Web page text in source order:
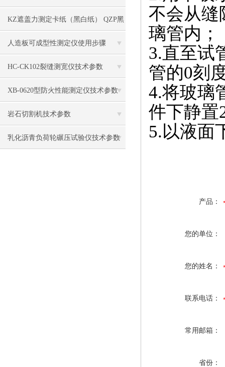
KZ遮盖力测定卡纸（黑白纸） QZP黑
白格遮盖力板 QSG型格式管
人造板可成型性测定仪使用步骤
HC-CK102裂缝测宽仪技术参数
XB-0620型防火性能测定仪技术参数
岩石切割机技术参数
乳化沥青负荷轮碾压试验仪技术参数
不会从缝
璃管内；
3.直至试
管的0刻
4.将玻璃
件下静置
5.以液面
产品：
您的单位：
您的姓名：
联系电话：
常用邮箱：
省份：